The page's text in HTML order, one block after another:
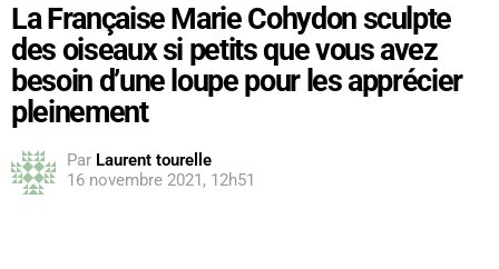
La Française Marie Cohydon sculpte
des oiseaux si petits que vous avez
besoin d’une loupe pour les apprécier
pleinement
Par Laurent tourelle
16 novembre 2021, 12h51